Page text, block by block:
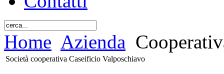
Home Azienda
Società cooperativa Caseificio Valposchiavo